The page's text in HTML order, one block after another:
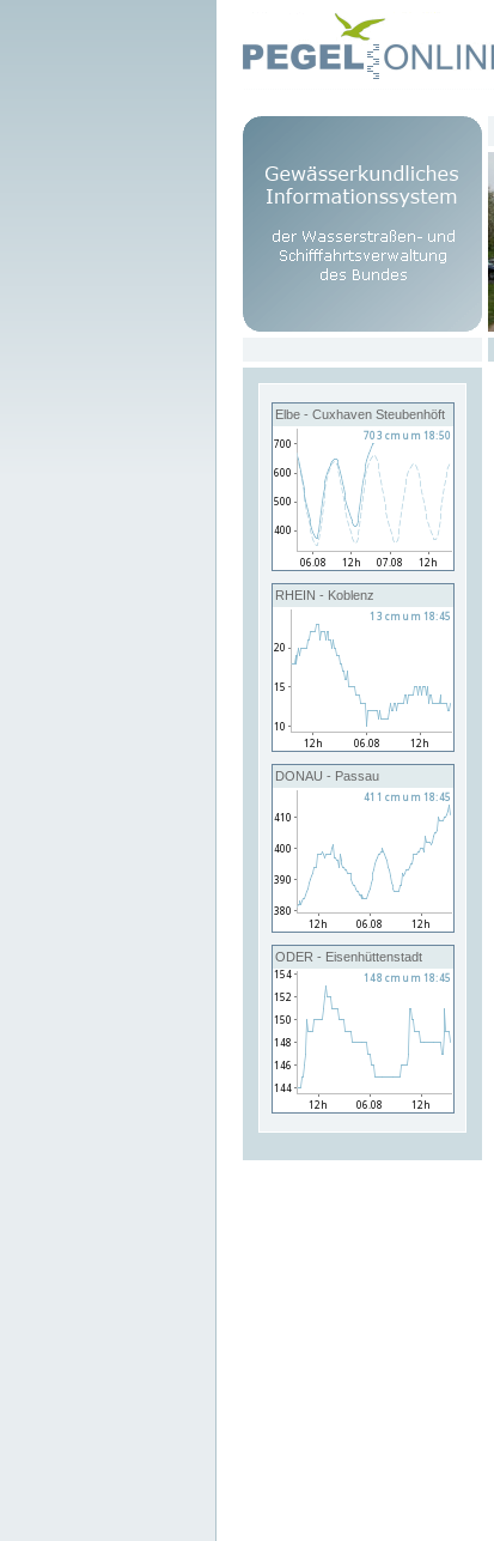
Elbe - Cuxhaven Steubenhöft
RHEIN - Koblenz
DONAU - Passau
ODER - Eisenhüttenstadt